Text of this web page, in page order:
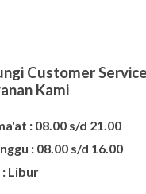
Customer
Kami
: 08.00 s/d 21.00
: 08.00 s/d 16.00
Libur